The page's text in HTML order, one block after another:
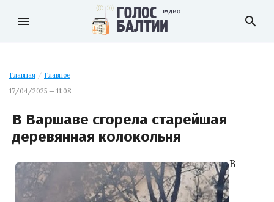
menu search
Главная / Главное
17/04/2025 — 11:08
В Варшаве сгорела старейшая
деревянная колокольня
В